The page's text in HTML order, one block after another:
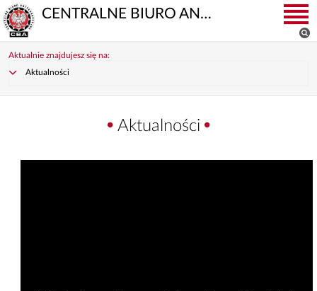
CENTRALNE BIURO ANTYKORUPCYJNE
Aktualnie znajdujesz się na:
Aktualności
Aktualności